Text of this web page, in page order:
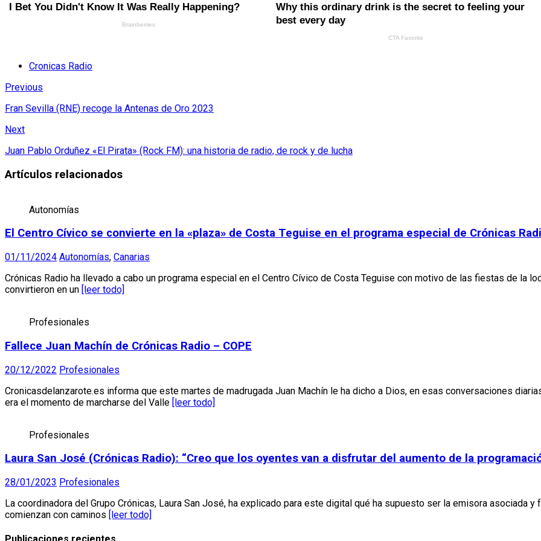
Cronicas Radio
Previous
Fran Sevilla (RNE) recoge la Antenas de Oro 2023
Next
Juan Pablo Orduñez «El Pirata» (Rock FM): una historia de radio, de rock y de lucha
Artículos relacionados
Autonomías
El Centro Cívico se convierte en la «plaza» de Costa Teguise en el programa especial de Crónicas
01/11/2024 Autonomías, Canarias
Crónicas Radio ha llevado a cabo un programa especial en el Centro Cívico de Costa Teguise con motivo de las fiestas de la
convirtieron en un
[leer todo]
Profesionales
Fallece Juan Machín de Crónicas Radio – COPE
20/12/2022 Profesionales
Cronicasdelanzarote.es informa que este martes de madrugada Juan Machín le ha dicho a Dios, en esas conversaciones
era el momento de marcharse del Valle [leer todo]
Profesionales
Laura San José (Crónicas Radio): “Creo que los oyentes van a disfrutar del aumento de la
28/01/2023 Profesionales
La coordinadora del Grupo Crónicas, Laura San José, ha explicado para este digital qué ha supuesto ser la emisora asociada
comienzan con caminos [leer todo]